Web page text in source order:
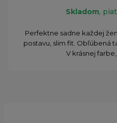
Skladom,
Perfektne sadne každej
postavu, slim fit. Obľúbená
V krásnej farbe,